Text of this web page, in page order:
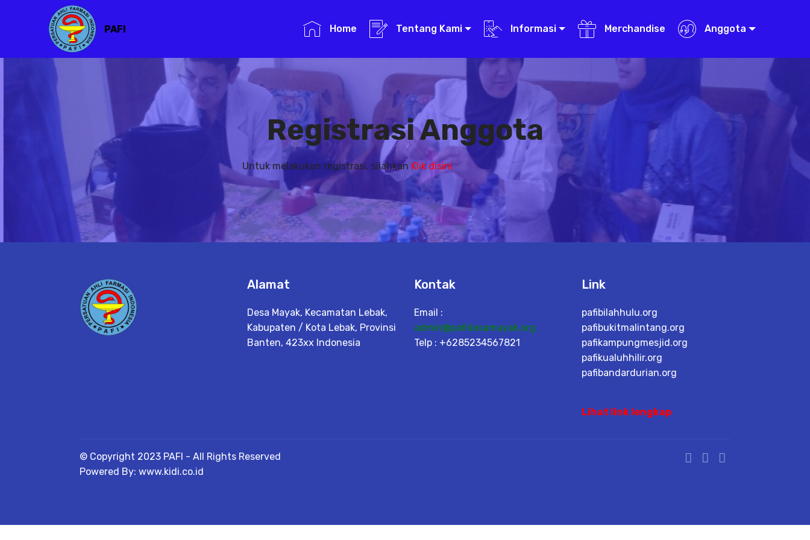
PAFI Home Tentang Kami Informasi Merchandise Anggota
Registrasi Anggota
Untuk melakukan registrasi, silahkan Klik disini
Alamat
Desa Mayak, Kecamatan Lebak,
Kabupaten / Kota Lebak, Provinsi
Banten, 423xx Indonesia
Kontak
Email :
admin@pafidesamayak.org
Telp : +6285234567821
Link
pafibilahhulu.org
pafibukitmalintang.org
pafikampungmesjid.org
pafikualuhhilir.org
pafibandardurian.org
Lihat link lengkap
© Copyright 2023 PAFI - All Rights Reserved
Powered By: www.kidi.co.id